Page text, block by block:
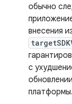
обычно
внесения
с
платформы.